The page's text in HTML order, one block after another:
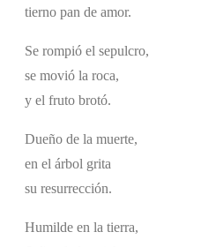
tierno pan de amor.
Se rompió el sepulcro,
se movió la roca,
y el fruto brotó.
Dueño de la muerte,
en el árbol grita
su resurrección.
Humilde en la tierra,